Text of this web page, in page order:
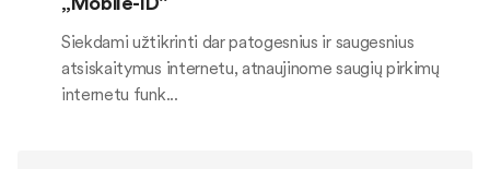
Siekdami užtikrinti dar patogesnius ir saugesnius
atsiskaitymus internetu, atnaujinome saugių pirkimų
internetu funk...